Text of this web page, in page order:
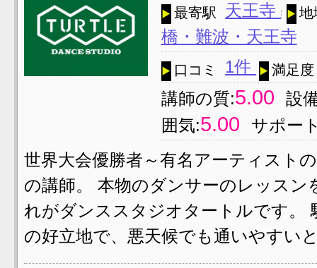
最寄駅 天王寺 地
橋・難波・天王寺
口コミ 1件 満足度
講師の質:5.00
設
囲気:5.00
サポー
世界大会優勝者～有名アーティスト
の講師。 本物のダンサーのレッス
れがダンススタジオタートルです。
の好立地で、悪天候でも通いやすい